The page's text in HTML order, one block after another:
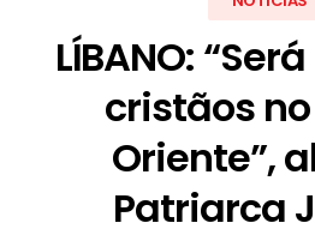
LÍBANO:
cristãos
Oriente”,
Patriarca